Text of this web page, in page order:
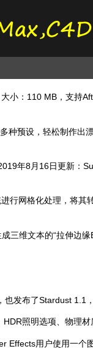
小：110 MB，支持
种预设，轻松制作出
年8月16日更新：
行网格化处理，将其
维文本的“拉伸边缘
发布了Stardust 1.1
照明选项、物理材
用户使用一个